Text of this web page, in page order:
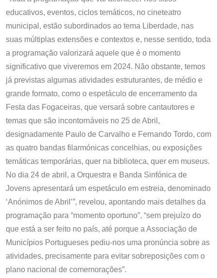
educativos, eventos, ciclos temáticos, no cineteatro
municipal, estão subordinados ao tema Liberdade, nas
suas múltiplas extensões e contextos e, nesse sentido, toda
a programação valorizará aquele que é o momento
significativo que viveremos em 2024. Não obstante, temos
já previstas algumas atividades estruturantes, de médio e
grande formato, como o espetáculo de encerramento da
Festa das Fogaceiras, que versará sobre cantautores e
temas que são incontornáveis no 25 de Abril,
designadamente Paulo de Carvalho e Fernando Tordo, com
as quatro bandas filarmónicas concelhias, ou exposições
temáticas temporárias, quer na biblioteca, quer em museus.
No dia 24 de abril, a Orquestra e Banda Sinfónica de
Jovens apresentará um espetáculo em estreia, denominado
‘Anónimos de Abril’”, revelou, apontando mais detalhes da
programação para “momento oportuno”, “sem prejuízo do
que está a ser feito no país, até porque a Associação de
Municípios Portugueses pediu-nos uma pronúncia sobre as
atividades, precisamente para evitar sobreposições com o
plano nacional de comemorações”.